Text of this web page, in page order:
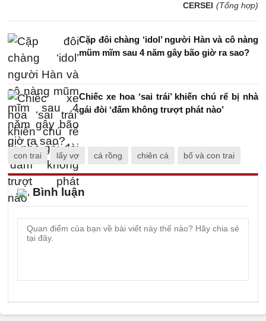
CERSEI (Tổng hợp)
Cặp đôi chàng ‘idol’ người Hàn và cô nàng
mũm mĩm sau 4 năm gây bão giờ ra sao?
Chiếc xe hoa ‘sai trái’ khiến chú rể bị nhà
gái đòi ‘đấm không trượt phát nào’
con trai lấy vợ cá rồng chiên cá bố và con trai
Bình luận